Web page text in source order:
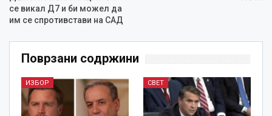
се викал Д7 и би можел да
им се спротивстави на САД
Поврзани содржини
ИЗБОР СВЕТ